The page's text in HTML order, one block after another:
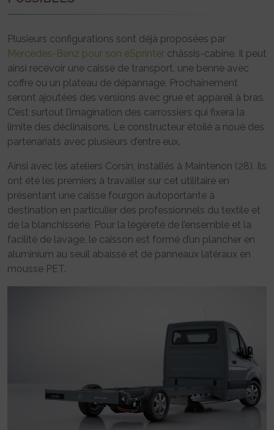
Plusieurs configurations sont déjà proposées par
Mercedes-Benz pour son eSprinter châssis-cabine. Il peut
ainsi recevoir une caisse de transport, une benne avec
coffre ou un plateau de dépannage. Prochainement
seront ajoutées des versions avec grue et appareil à bras.
C’est surtout l’imagination des carrossiers qui fixera la
limite des déclinaisons. Le constructeur étoilé a noué des
partenariats avec plusieurs d’entre eux.
Ainsi avec les ateliers Corsin, installés à Maintenon (28). Ils
ont été les premiers à travailler sur cet utilitaire en
présentant une caisse fourgon autoportante à
destination en particulier des professionnels du textile et
de la blanchisserie. Pour la légèreté de l’ensemble et la
facilité de lavage, le caisson est formé d’un plancher en
aluminium au seuil abaissé et de panneaux latéraux en
mousse PET.